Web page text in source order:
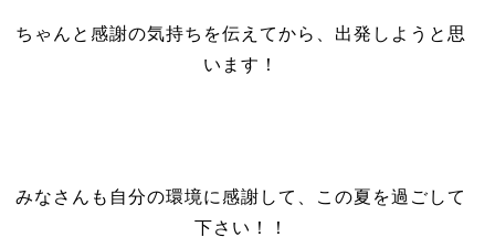
ちゃんと感謝の気持ちを伝えてから、出発しようと思
います！
みなさんも自分の環境に感謝して、この夏を過ごして
下さい！！